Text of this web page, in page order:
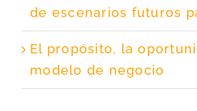
de escenarios futuros
El propósito, la
modelo de negocio